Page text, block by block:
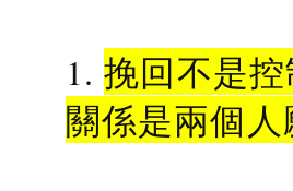
1.挽回不是控
關係是兩個